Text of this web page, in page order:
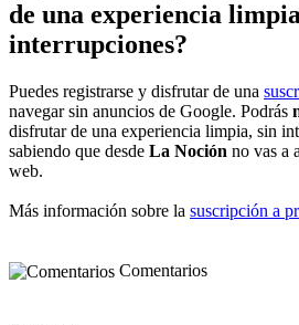
de una experiencia
interrupciones?
Puedes registrarse y disfrutar de una
navegar sin anuncios de Google. Podrás
disfrutar de una experiencia limpia, sin
sabiendo que desde La Noción no vas a
web.
Más información sobre la suscripción a
Comentarios